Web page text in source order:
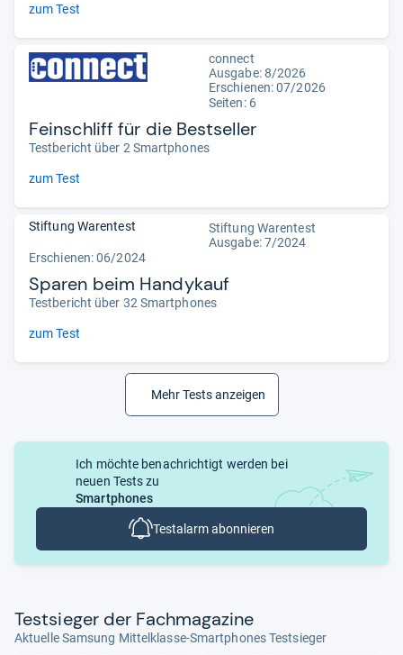
zum Test
connect
Ausgabe: 8/2026
Erschienen:07/2026
Seiten: 6
Feinschliff für die Bestseller
Testbericht über 2 Smartphones
zum Test
Stiftung Warentest
Stiftung Warentest
Ausgabe: 7/2024
Erschienen: 06/2024
Sparen beim Handykauf
Testbericht über 32 Smartphones
zum Test
Mehr Tests anzeigen
Ich möchte benachrichtigt werden bei
neuen Tests zu
Smartphones
Testalarm abonnieren
Test­sie­ger der Fach­ma­ga­zine
Aktuelle Samsung Mittelklasse-Smartphones Testsieger